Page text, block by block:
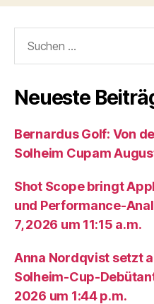
nach:
Neueste
Bernardus Golf: Von
Solheim Cupam
Shot Scope bringt
und Performance-
7, 2026 um 11:15 a.m.
Anna Nordqvist setzt
Solheim-Cup-
2026 um 1:44 p.m.